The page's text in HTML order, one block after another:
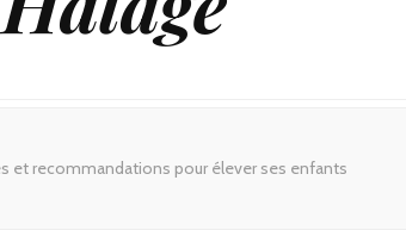
et recommandations pour élever ses enfants